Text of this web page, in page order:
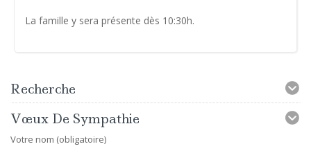
La famille y sera présente dès 10:30h.
Recherche
Vœux De Sympathie
Votre nom (obligatoire)